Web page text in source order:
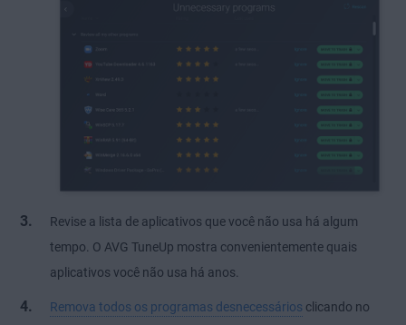
Revise a lista de aplicativos que você não usa há algum
tempo. O AVG TuneUp mostra convenientemente quais
aplicativos você não usa há anos.
Remova todos os programas desnecessários clicando no